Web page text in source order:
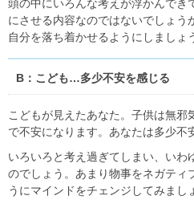
頭の中にいろんな考えが浮かんでき
にさせる内容なのではないでしょう
自分を落ち着かせるようにしましょ
B：こども…多少不安を感じる
こどもが見えたあなた。子供は無邪
で不安になります。あなたは多少不
いろいろと考え過ぎてしまい、いわ
のでしょう。あまり物事をネガティ
うにマインドをチェンジしてみまし